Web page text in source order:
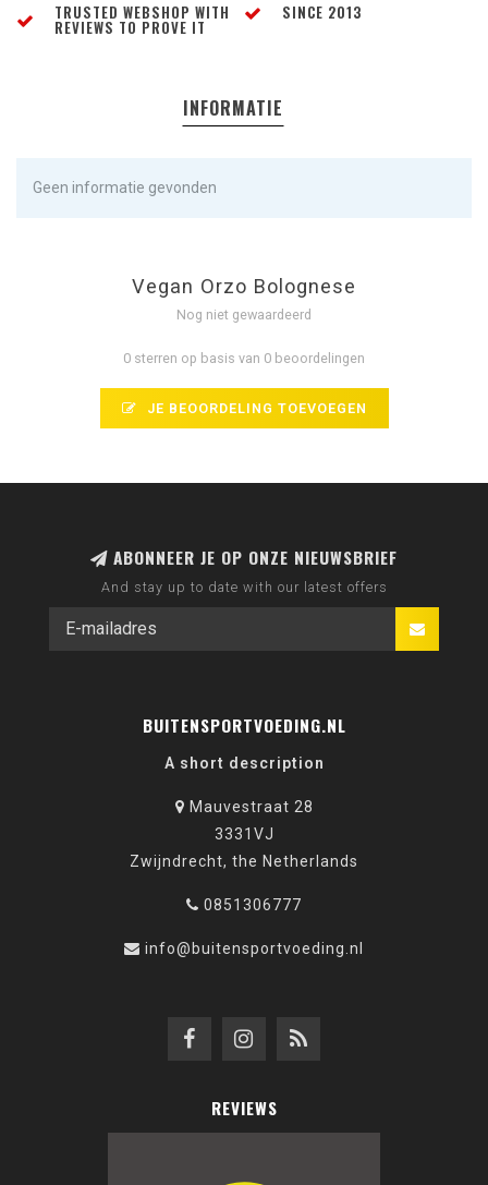
TRUSTED WEBSHOP WITH
REVIEWS TO PROVE IT
SINCE 2013
INFORMATIE
Geen informatie gevonden
Vegan Orzo Bolognese
Nog niet gewaardeerd
0 sterren op basis van 0 beoordelingen
JE BEOORDELING TOEVOEGEN
ABONNEER JE OP ONZE NIEUWSBRIEF
And stay up to date with our latest offers
BUITENSPORTVOEDING.NL
A short description
Mauvestraat 28
3331VJ
Zwijndrecht, the Netherlands
0851306777
info@buitensportvoeding.nl
REVIEWS